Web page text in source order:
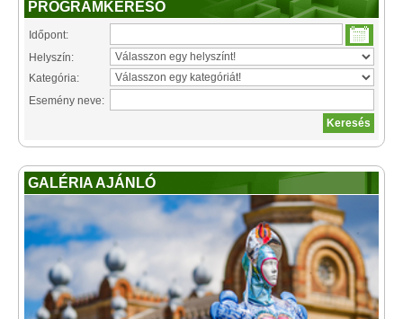
PROGRAMKERESŐ
Időpont:
Helyszín:
Kategória:
Esemény neve:
GALÉRIA AJÁNLÓ